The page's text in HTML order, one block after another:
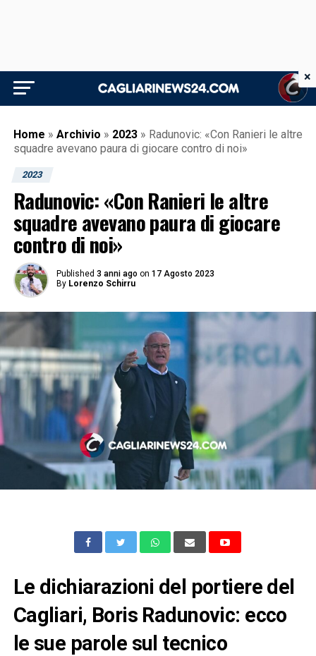
Home » Archivio » 2023 » Radunovic: «Con Ranieri le altre
squadre avevano paura di giocare contro di noi»
2023
Radunovic: «Con Ranieri le altre
squadre avevano paura di giocare
contro di noi»
Published 3 anni ago on 17 Agosto 2023
By Lorenzo Schirru
Le dichiarazioni del portiere del
Cagliari, Boris Radunovic: ecco
le sue parole sul tecnico
×